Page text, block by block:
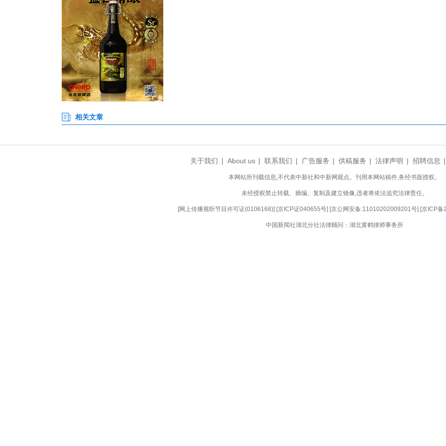
温情相拥、双向治愈传递温暖医学人文
活动尾声，学子们学以致用，将课堂上学到的经络推拿、穴位养护知识灵活运用
解疲惫。跨越视觉隔阂，实现双向陪伴、双向治愈。咸宁市中心医院肿瘤科党支部
学子们以暖心实操回馈善意，让医学公益的温暖力量直抵人心。
本次公益科普活动紧扣肿瘤预防核心，精准对接特殊青少年的健康需求与职业发
时，也让青年志愿者在公益服务中深耕医学初心、践行社会责任、锤炼服务能力。
未来，咸宁市中心医院肿瘤科党支部将持续深耕青少年健康科普领域，聚焦特殊
展防癌公益科普活动，以专业的医学力量护航每一位青少年向阳健康成长。(沈隽宁)